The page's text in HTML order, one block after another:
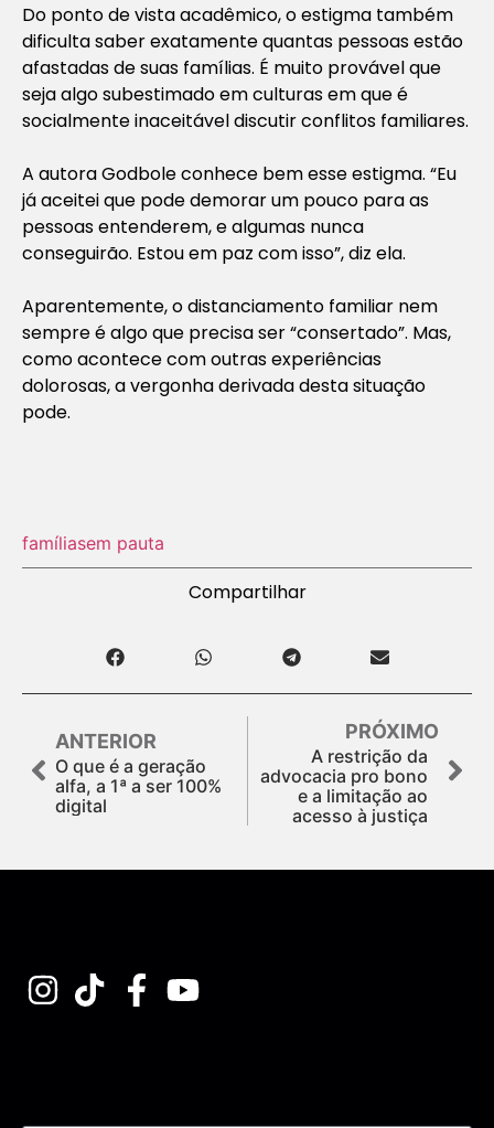
Do ponto de vista acadêmico, o estigma também
dificulta saber exatamente quantas pessoas estão
afastadas de suas famílias. É muito provável que
seja algo subestimado em culturas em que é
socialmente inaceitável discutir conflitos familiares.
A autora Godbole conhece bem esse estigma. “Eu
já aceitei que pode demorar um pouco para as
pessoas entenderem, e algumas nunca
conseguirão. Estou em paz com isso”, diz ela.
Aparentemente, o distanciamento familiar nem
sempre é algo que precisa ser “consertado”. Mas,
como acontece com outras experiências
dolorosas, a vergonha derivada desta situação
pode.
famíliasem pauta
Compartilhar
ANTERIOR
O que é a geração
alfa, a 1ª a ser 100%
digital
PRÓXIMO
A restrição da
advocacia pro bono
e a limitação ao
acesso à justiça